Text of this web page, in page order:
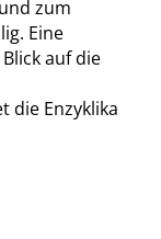
zum
Eine
auf die
die Enzyklika